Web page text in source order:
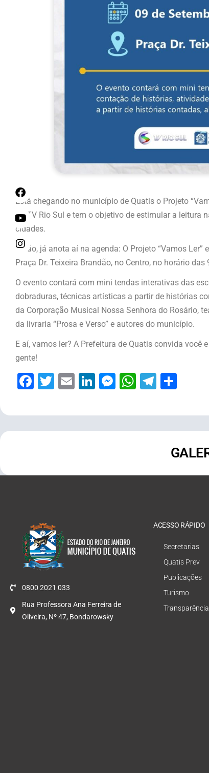
Está chegando no município de Quatis o Projeto
da TV Rio Sul e tem o objetivo de estimular a leitura
cidades.
Então, já anota aí na agenda: O Projeto “Vamos
Praça Dr. Teixeira Brandão, no Centro, no horário das
O evento contará com mini tendas interativas das
dobraduras, técnicas artísticas a partir de histórias
da Corporação Musical Nossa Senhora do Rosário,
da livraria “Prosa e Verso” e autores do município.
E aí, vamos ler? A Prefeitura de Quatis convida
gente!
Facebook
Twitter
EmailLinkedIn
Messenger
WhatsApp
0800 2021 033
Rua Professora Ana Ferreira de
Oliveira, Nº 47, Bondarowsky
ACESSO RÁPIDO
Secretarias
Quatis Prev
Publicações
Turismo
Transparência